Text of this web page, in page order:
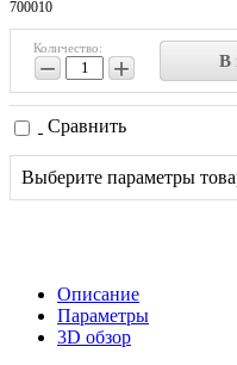
700010
Количество:
− + В
Сравнить
Выберите параметры
Описание
Параметры
3D обзор